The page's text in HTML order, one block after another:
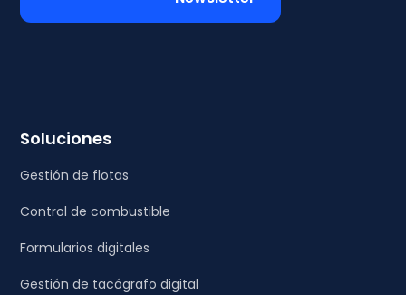
Soluciones
Gestión de flotas
Control de combustible
Formularios digitales
Gestión de tacógrafo digital